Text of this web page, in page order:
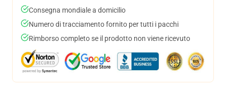
Consegna mondiale a domicilio
Numero di tracciamento fornito per tutti i pacchi
Rimborso completo se il prodotto non viene ricevuto